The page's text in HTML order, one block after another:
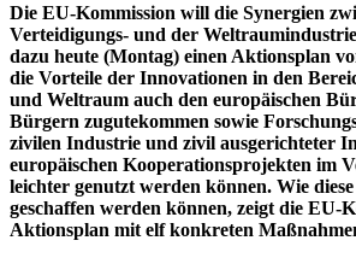
Die EU-Kommission will die Synergien
Verteidigungs- und der
dazu heute (Montag) einen Aktionsplan
die Vorteile der Innovationen in den
und Weltraum auch den europäischen
Bürgern zugutekommen sowie
zivilen Industrie und zivil ausgerichteter
europäischen Kooperationsprojekten im
leichter genutzt werden können. Wie
geschaffen werden können, zeigt die EU-
Aktionsplan mit elf konkreten